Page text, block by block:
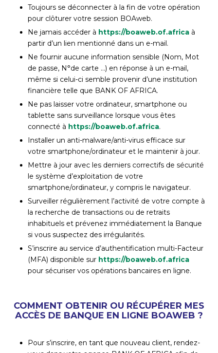
Toujours se déconnecter à la fin de votre opération
pour clôturer votre session BOAweb.
Ne jamais accéder à https://boaweb.of.africa à
partir d’un lien mentionné dans un e-mail.
Ne fournir aucune information sensible (Nom, Mot
de passe, N°de carte …) en réponse à un e-mail,
même si celui-ci semble provenir d’une institution
financière telle que BANK OF AFRICA.
Ne pas laisser votre ordinateur, smartphone ou
tablette sans surveillance lorsque vous êtes
connecté à https://boaweb.of.africa.
Installer un anti-malware/anti-virus efficace sur
votre smartphone/ordinateur et le maintenir à jour.
Mettre à jour avec les derniers correctifs de sécurité
le système d’exploitation de votre
smartphone/ordinateur, y compris le navigateur.
Surveiller régulièrement l’activité de votre compte à
la recherche de transactions ou de retraits
inhabituels et prévenez immédiatement la Banque
si vous suspectez des irrégularités.
S’inscrire au service d’authentification multi-Facteur
(MFA) disponible sur https://boaweb.of.africa
pour sécuriser vos opérations bancaires en ligne.
COMMENT OBTENIR OU RÉCUPÉRER MES
ACCÈS DE BANQUE EN LIGNE BOAWEB ?
Pour s’inscrire, en tant que nouveau client, rendez-